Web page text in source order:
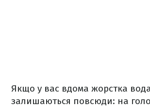
Якщо у вас вдома жорстка вода,
залишаються повсюди: на